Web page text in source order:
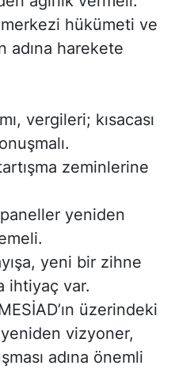
merkezi hükümeti ve
adına harekete
vergileri; kısacası
zeminlerine
yeniden
yeni bir zihne
ihtiyaç var.
üzerindeki
yeniden vizyoner,
adına önemli